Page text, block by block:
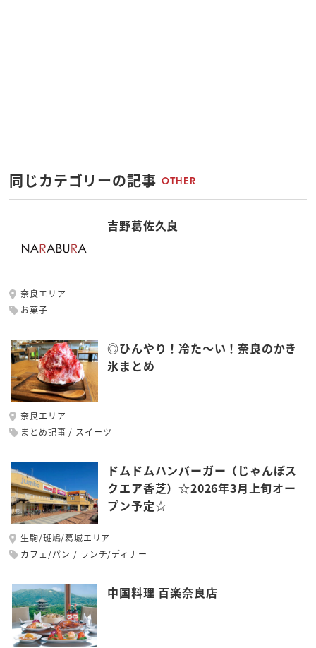
同じカテゴリーの記事 OTHER
吉野葛佐久良
奈良エリア
お菓子
◎ひんやり！冷た～い！奈良のかき
氷まとめ
奈良エリア
まとめ記事
スイーツ
ドムドムハンバーガー（じゃんぼス
クエア香芝）☆2026年3月上旬オー
プン予定☆
生駒/斑鳩/葛城エリア
カフェ/パン
ランチ/ディナー
中国料理 百楽奈良店